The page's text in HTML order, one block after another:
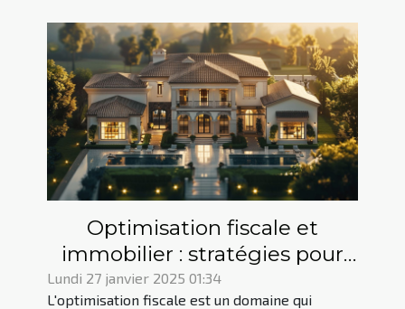
Optimisation fiscale et
immobilier : stratégies pour
réduire vos impôts
Lundi 27 janvier 2025 01:34
L'optimisation fiscale est un domaine qui